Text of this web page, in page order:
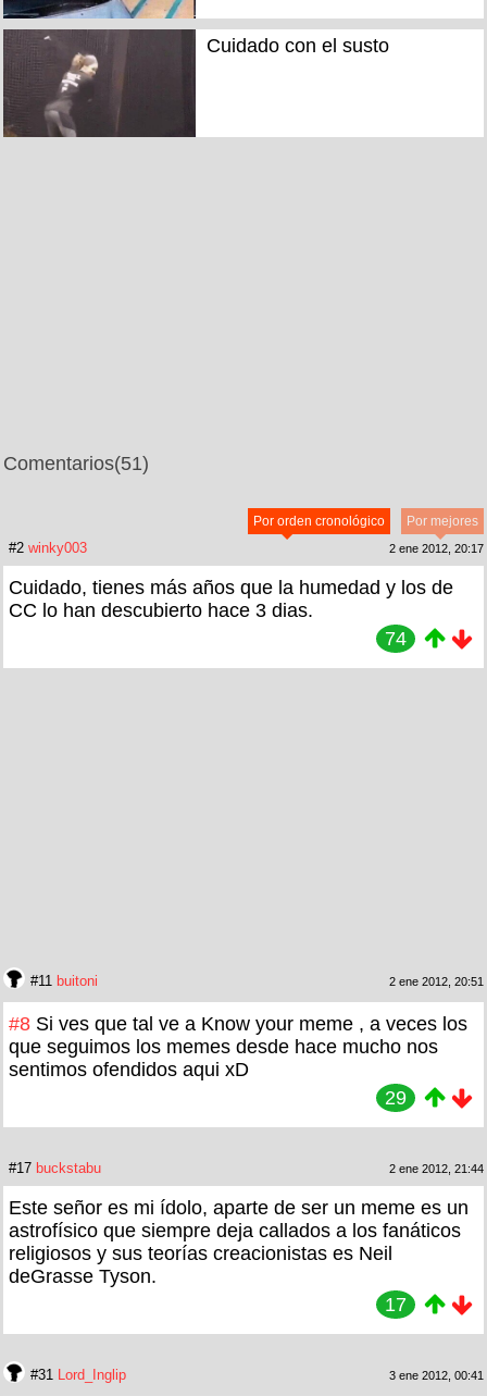
Cuidado con el susto
Comentarios(51)
Por mejores
Por orden cronológico
#2 winky003 2 ene 2012, 20:17
Cuidado, tienes más años que la humedad y los de
CC lo han descubierto hace 3 dias.
74
#11 buitoni 2 ene 2012, 20:51
#8 Si ves que tal ve a Know your meme , a veces los
que seguimos los memes desde hace mucho nos
sentimos ofendidos aqui xD
29
#17 buckstabu 2 ene 2012, 21:44
Este señor es mi ídolo, aparte de ser un meme es un
astrofísico que siempre deja callados a los fanáticos
religiosos y sus teorías creacionistas es Neil
deGrasse Tyson.
17
#31 Lord_Inglip 3 ene 2012, 00:41